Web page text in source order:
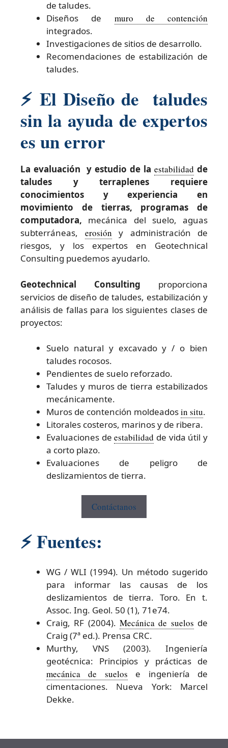
de taludes.
Diseños de muro de contención
integrados.
Investigaciones de sitios de desarrollo.
Recomendaciones de estabilización de
taludes.
⚡ El Diseño de taludes
sin la ayuda de expertos
es un error
La evaluación y estudio de la estabilidad de
taludes y terraplenes requiere
conocimientos y experiencia en
movimiento de tierras, programas de
computadora, mecánica del suelo, aguas
subterráneas, erosión y administración de
riesgos, y los expertos en Geotechnical
Consulting puedemos ayudarlo.
Geotechnical Consulting proporciona
servicios de diseño de taludes, estabilización y
análisis de fallas para los siguientes clases de
proyectos:
Suelo natural y excavado y / o bien
taludes rocosos.
Pendientes de suelo reforzado.
Taludes y muros de tierra estabilizados
mecánicamente.
Muros de contención moldeadosin situ.
Litorales costeros, marinos y de ribera.
Evaluaciones deestabilidad de vida útil y
a corto plazo.
Evaluaciones de peligro de
deslizamientos de tierra.
Contáctanos
⚡Fuentes:
WG / WLI (1994). Un método sugerido
para informar las causas de los
deslizamientos de tierra. Toro. En t.
Assoc. Ing. Geol. 50 (1), 71e74.
Craig, RF (2004). Mecánica de suelos de
Craig (7ª ed.). Prensa CRC.
Murthy, VNS (2003). Ingeniería
geotécnica: Principios y prácticas de
mecánica de suelos e ingeniería de
cimentaciones. Nueva York: Marcel
Dekke.